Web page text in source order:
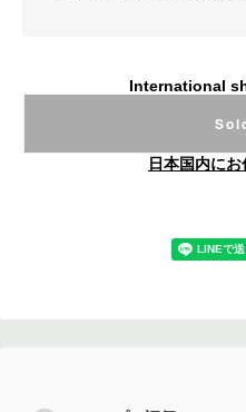
International
日本国内に